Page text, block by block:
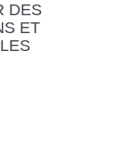
DES
ET